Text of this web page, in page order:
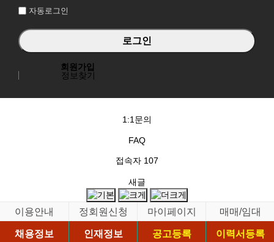
자동로그인
회원가입
정보찾기
1:1문의
FAQ
접속자 107
새글
이용안내 정회원신청 마이페이지
매매/임대
채용정보
인재정보 공고등록
이력서등록